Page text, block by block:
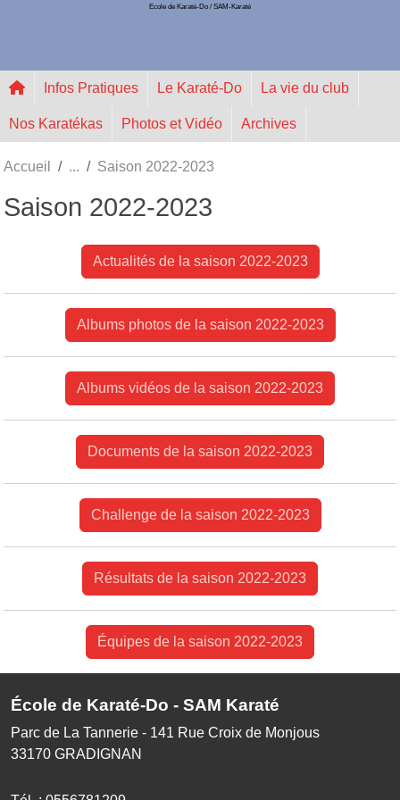
Ecole de Karaté-Do / SAM-Karaté
Infos Pratiques Le Karaté-Do La vie du club
Nos Karatékas Photos et Vidéo Archives
Accueil Saison 2022-2023
Saison 2022-2023
Actualités de la saison 2022-2023
Albums photos de la saison 2022-2023
Albums vidéos de la saison 2022-2023
Documents de la saison 2022-2023
Challenge de la saison 2022-2023
Résultats de la saison 2022-2023
Équipes de la saison 2022-2023
École de Karaté-Do - SAM Karaté
Parc de La Tannerie - 141 Rue Croix de Monjous
33170 GRADIGNAN
Panneau de gestion des cookies